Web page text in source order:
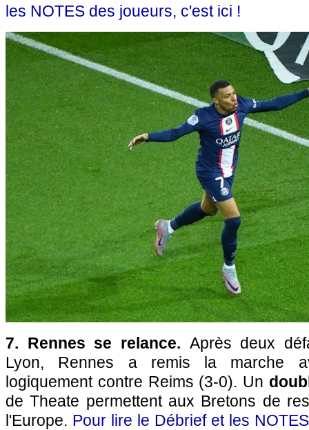
les NOTES des joueurs, c'est ici !
7. Rennes se relance. Après deux
Lyon, Rennes a remis la marche
logiquement contre Reims (3-0). Un
de Theate permettent aux Bretons de
l'Europe. Pour lire le Débrief et les